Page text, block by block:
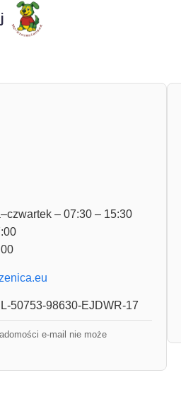
– 07:30 – 15:30
50753-98630-EJDWR-17
e-mail nie może